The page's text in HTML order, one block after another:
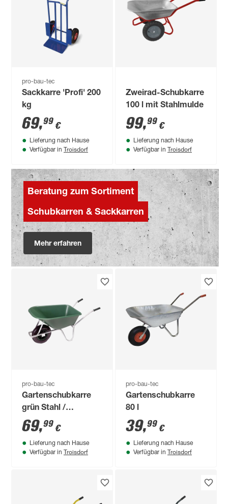
pro-bau-tec
Sackkarre 'Profi' 200
kg
69,99 €
Lieferung nach Hause
Verfügbar in Troisdorf
Zweirad-Schubkarre
100 l mit Stahlmulde
99,99 €
Lieferung nach Hause
Verfügbar in Troisdorf
Beratung zum Sortiment
Schubkarren & Sackkarren
Mehr erfahren
pro-bau-tec
Gartenschubkarre
grün Stahl /
Polypropylen 100 l
69,99 €
Lieferung nach Hause
Verfügbar in Troisdorf
pro-bau-tec
Gartenschubkarre
80 l
39,99 €
Lieferung nach Hause
Verfügbar in Troisdorf